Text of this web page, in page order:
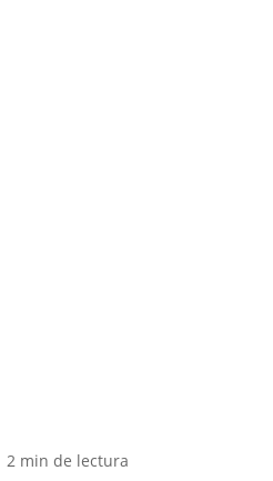
2 min de lectura